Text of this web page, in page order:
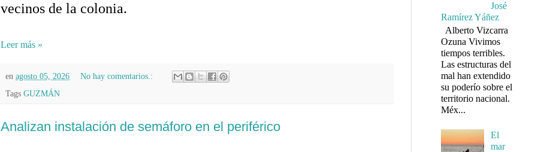
vecinos de la colonia.
Leer más »
en agosto 05, 2026
No hay comentarios.:
Tags GUZMÁN
Analizan instalación de semáforo en el periférico
José
Ramírez Yáñez
Alberto Vizcarra
Ozuna Vivimos
tiempos terribles.
Las estructuras del
mal han extendido
su poderío sobre el
territorio nacional.
Méx...
El
mar